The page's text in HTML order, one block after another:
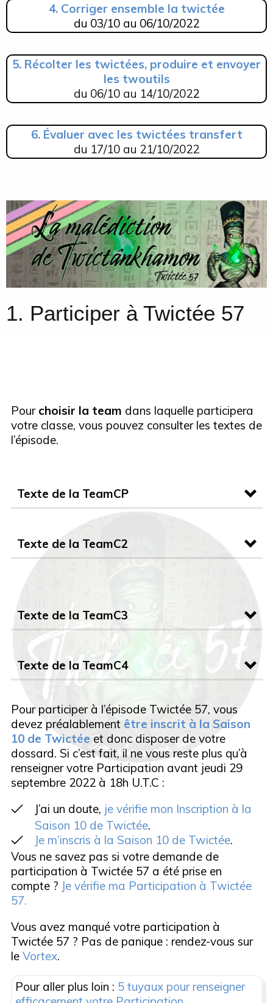
4. Corriger ensemble la twictée
du 03/10 au 06/10/2022
5. Récolter les twictées, produire et envoyer
les twoutils
du 06/10 au 14/10/2022
6. Évaluer avec les twictées transfert
du 17/10 au 21/10/2022
1. Participer à Twictée 57
Pour choisir la team dans laquelle participera
votre classe, vous pouvez consulter les textes de
l’épisode.
Texte de la TeamCP
S riv il y a m .
ancienne, Usborne, 2021
Balises de l’épisode :
#GraphieSon :
#Majuscule :
#Segmentation :
Balise à l’honneur Twoutil Challenge
:
Texte de la TeamC2
L
! D
N
il y a om
ent
D’après Rob Lloyd Jones, Explore l’Egypte
ancienne, Usborne, 2021
#GraphieSon :
#Majuscule :
#Segmentation :
#Ponctuation :
#Conjugaison :
Balise à l’honneur Twoutil Challenge
Texte de la TeamC3
a
s
son
et ses
x s s
D’après Robert Lawrence Stine (traduction
Jean-Baptiste Médina), Chair de poule, tome
1 : La Malédiction de la momie, Bayard
Jeunesse, 2010
#ClasseGram :
#AccordGN :
Balise à l’honneur Twoutil Challenge
:
Texte de la TeamC4
Jean-Baptiste Médina), Chair de poule, tome
1 : La Malédiction de la momie, Bayard
Jeunesse, 2010
AccordGN
ClasseGram
Balise à l’honneur Twoutil Challenge
:
Pour participer à l’épisode Twictée 57, vous
devez préalablement être inscrit à la Saison
10 de Twictée et donc disposer de votre
dossard. Si c’est fait, il ne vous reste plus qu’à
renseigner votre Participation avant jeudi 29
septembre 2022 à 18h U.T.C :
J’ai un doute, je vérifie mon Inscription à la
Saison 10 de Twictée.
Je m’inscris à la Saison 10 de Twictée.
Vous ne savez pas si votre demande de
participation à Twictée 57 a été prise en
compte ? Je vérifie ma Participation à Twictée
57.
Vous avez manqué votre participation à
Twictée 57 ? Pas de panique : rendez-vous sur
le Vortex.
Pour aller plus loin : 5 tuyaux pour renseigner